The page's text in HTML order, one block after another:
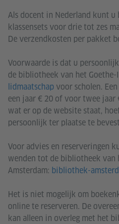
Als docent in Nederland kunt u
klassensets voor drie tot zes
De verzendkosten per pakket
Voorwaarde is dat u
de bibliotheek van het
lidmaatschap voor scholen.
een jaar € 20 of voor twee
wat er op de website staat,
persoonlijk ter plaatse te
Voor advies en reserveringen
wenden tot de bibliotheek
Amsterdam: bibliothek-
Het is niet mogelijk om
online te reserveren. De
kan alleen in overleg met het